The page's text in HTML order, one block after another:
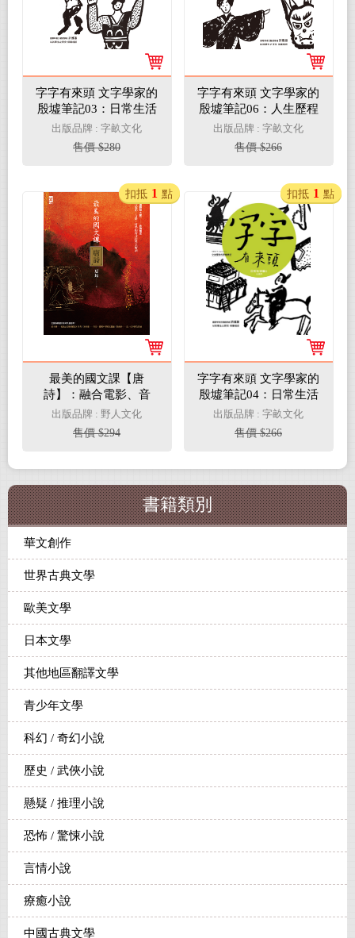
字字有來頭 文字學家的
殷墟筆記03：日常生活
篇Ⅰ飲食與衣服(電子書)
出版品牌 : 字畝文化
售價 $280
字字有來頭 文字學家的
殷墟筆記06：人生歷程
與信仰篇(電子書)
出版品牌 : 字畝文化
售價 $266
最美的國文課【唐
詩】：融合電影、音
樂、哲學的唐詩跨界全
解讀(電子書)
出版品牌 : 野人文化
售價 $294
扣抵 1 點
字字有來頭 文字學家的
殷墟筆記04：日常生活
篇Ⅱ 住與行(電子書)
出版品牌 : 字畝文化
售價 $266
扣抵 1 點
書籍類別
華文創作
世界古典文學
歐美文學
日本文學
其他地區翻譯文學
青少年文學
科幻 / 奇幻小說
歷史 / 武俠小說
懸疑 / 推理小說
恐怖 / 驚悚小說
言情小說
療癒小說
中國古典文學